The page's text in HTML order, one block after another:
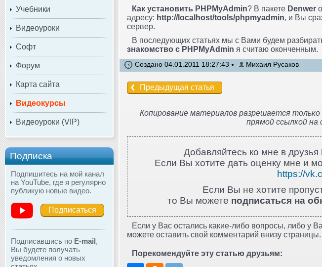
Учебники
Видеоуроки
Софт
Форум
Карта сайта
Видеокурсы
Видеоуроки (VIP)
Подписка
Подпишитесь на мой канал
на YouTube, где я регулярно
публикую новые видео.
Подписаться
Подписавшись по E-mail,
Вы будете получать
уведомления о новых
Как установить PHPMyAdmin? В пакете Denwer
адресу: http://localhost/tools/phpmyadmin, и Вы
сервер.
В последующих статьях мы с Вами будем
знакомство с PHPMyAdmin я считаю оконченным.
Создано 04.01.2011 18:27:43 Михаил Русаков
Предыдущая статья
Копирование материалов разрешается только
прямой ссылкой на
Добавляйтесь ко мне в друзья
Если Вы хотите дать оценку мне и
https://
Если Вы не хотите
то Вы можете подписаться на
Если у Вас остались какие-либо вопросы, либо у
можете оставить свой комментарий внизу страницы.
Порекомендуйте эту статью друзьям: